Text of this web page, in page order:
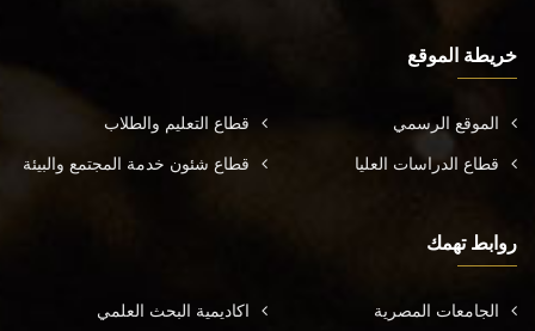
خريطة الموقع
الموقع الرسمي قطاع التعليم والطلاب
قطاع الدراسات العليا قطاع شئون خدمة المجتمع والبيئة
روابط تهمك
الجامعات المصرية اكاديمية البحث العلمي